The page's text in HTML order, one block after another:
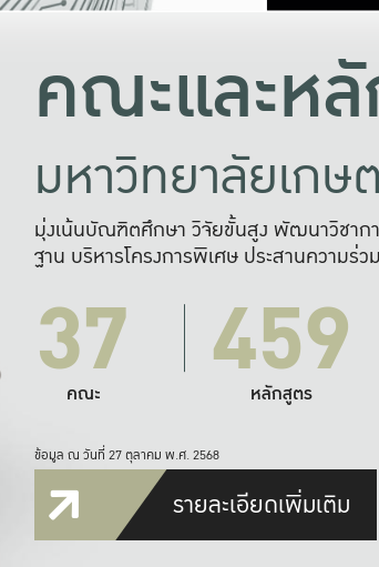
คณะและห
มหาวิทยาลัยเกษ
มุ่งเน้นบัณฑิตศึกษา วิจัยขั้นสูง พัฒนาวิชาก
ฐาน บริหารโครงการพิเศษ ประสานความร่
37
คณะ 459
หลักสูตร
ข้อมูล ณ วันที่ 27 ตุลาคม พ.ศ. 2568
รายละเอียดเพิ่มเติม